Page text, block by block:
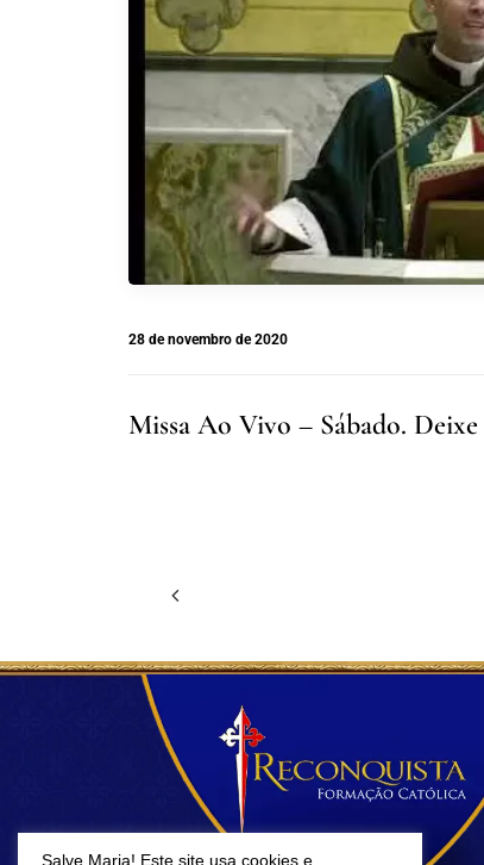
28 de novembro de 2020
Missa Ao Vivo – Sábado. Deixe
Salve Maria! Este site usa cookies e